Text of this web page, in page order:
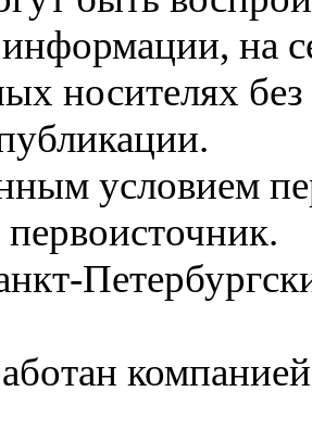
на
носителях
условием